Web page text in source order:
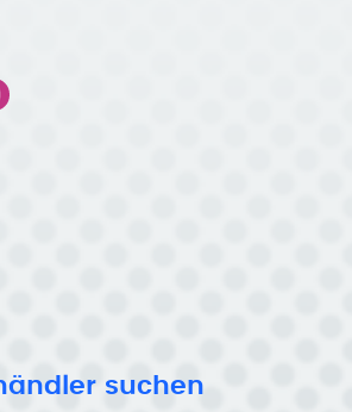
Instagram
suchen